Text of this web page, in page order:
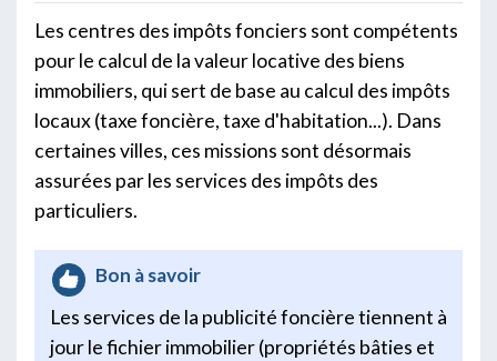
Les centres des impôts fonciers sont compétents
pour le calcul de la valeur locative des biens
immobiliers, qui sert de base au calcul des impôts
locaux (taxe foncière, taxe d'habitation...). Dans
certaines villes, ces missions sont désormais
assurées par les services des impôts des
particuliers.
Bon à savoir
Les services de la publicité foncière tiennent à
jour le fichier immobilier (propriétés bâties et